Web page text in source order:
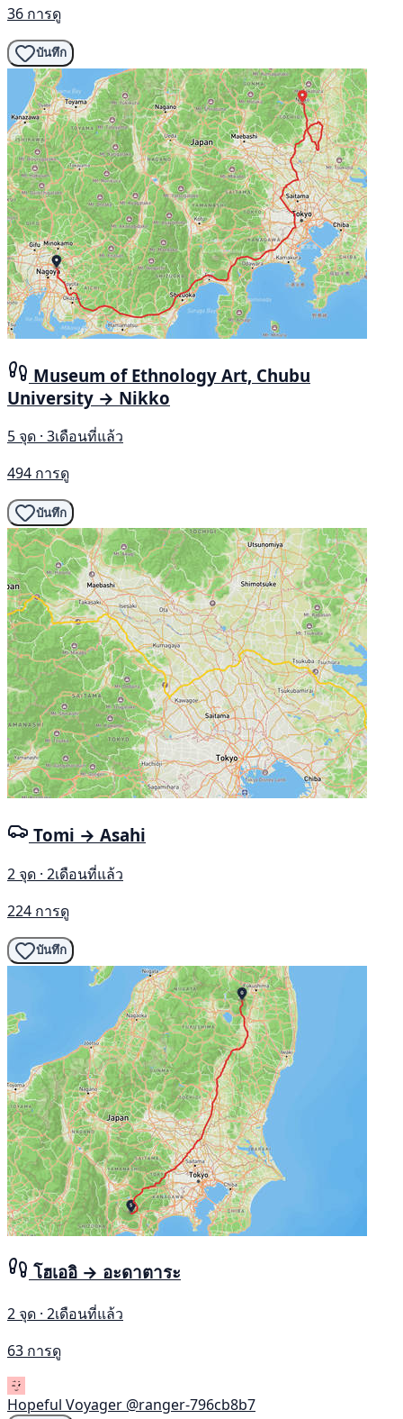
36 การดู
บันทึก
Museum of Ethnology Art, Chubu
University → Nikko
5 จุด · 3เดือนที่แล้ว
494 การดู
บันทึก
Tomi → Asahi
2 จุด · 2เดือนที่แล้ว
224 การดู
บันทึก
โฮเออิ → อะดาตาระ
2 จุด · 2เดือนที่แล้ว
63 การดู
Hopeful Voyager @ranger-796cb8b7